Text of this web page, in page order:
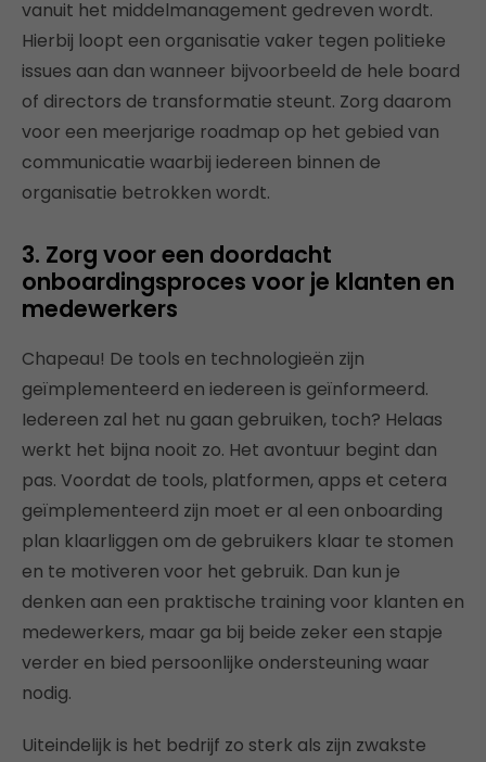
vanuit het middelmanagement gedreven wordt.
Hierbij loopt een organisatie vaker tegen politieke
issues aan dan wanneer bijvoorbeeld de hele board
of directors de transformatie steunt. Zorg daarom
voor een meerjarige roadmap op het gebied van
communicatie waarbij iedereen binnen de
organisatie betrokken wordt.
3. Zorg voor een doordacht
onboardingsproces voor je klanten en
medewerkers
Chapeau! De tools en technologieën zijn
geïmplementeerd en iedereen is geïnformeerd.
Iedereen zal het nu gaan gebruiken, toch? Helaas
werkt het bijna nooit zo. Het avontuur begint dan
pas. Voordat de tools, platformen, apps et cetera
geïmplementeerd zijn moet er al een onboarding
plan klaarliggen om de gebruikers klaar te stomen
en te motiveren voor het gebruik. Dan kun je
denken aan een praktische training voor klanten en
medewerkers, maar ga bij beide zeker een stapje
verder en bied persoonlijke ondersteuning waar
nodig.
Uiteindelijk is het bedrijf zo sterk als zijn zwakste